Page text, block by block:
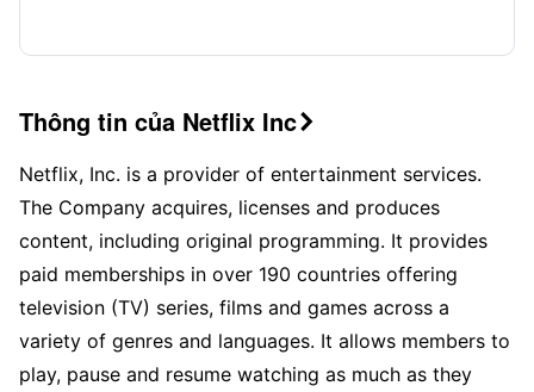
Thông tin của Netflix Inc
Netflix, Inc. is a provider of entertainment services.
The Company acquires, licenses and produces
content, including original programming. It provides
paid memberships in over 190 countries offering
television (TV) series, films and games across a
variety of genres and languages. It allows members to
play, pause and resume watching as much as they